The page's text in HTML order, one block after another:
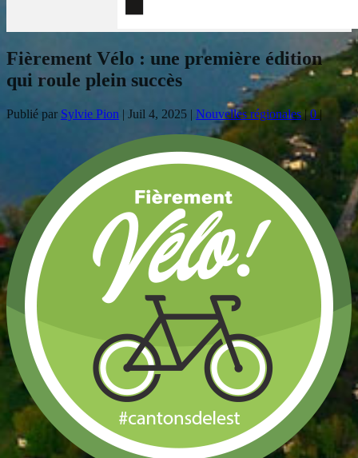
Fièrement Vélo : une première édition
qui roule plein succès
Publié par Sylvie Pion | Juil 4, 2025 | Nouvelles régionales | 0|